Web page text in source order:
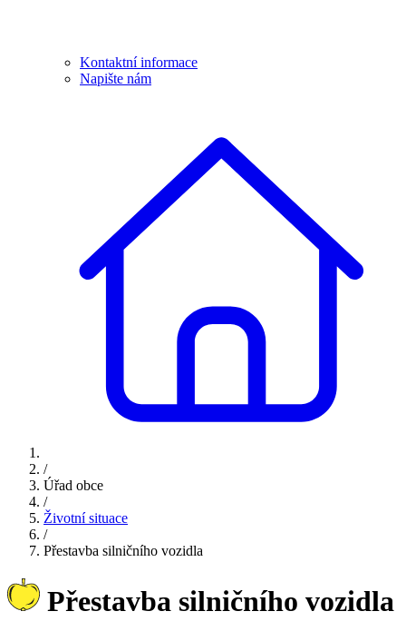
Kontaktní informace
Napište nám
/
Úřad obce
/
Životní situace
/
Přestavba silničního vozidla
Přestavba silničního vozidla